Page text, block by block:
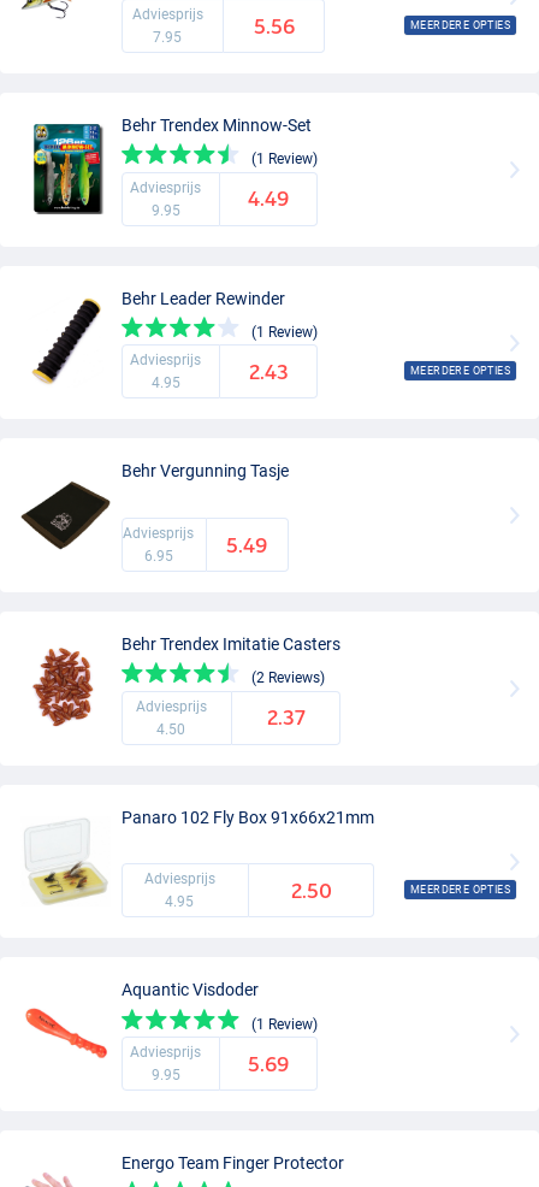
MEERDERE OPTIES
Adviesprijs
7.95
5.56
MEERDERE OPTIES
Behr Trendex Minnow-Set
(1 Review)
Adviesprijs
9.95
4.49
Behr Leader Rewinder
(1 Review)
Adviesprijs
4.95
2.43
Behr Vergunning Tasje
Adviesprijs
6.95
5.49
MEERDERE OPTIES
Behr Trendex Imitatie Casters
(2 Reviews)
Adviesprijs
4.50
2.37
Panaro 102 Fly Box 91x66x21mm
Adviesprijs
4.95
2.50
Aquantic Visdoder
(1 Review)
Adviesprijs
9.95
5.69
Energo Team Finger Protector